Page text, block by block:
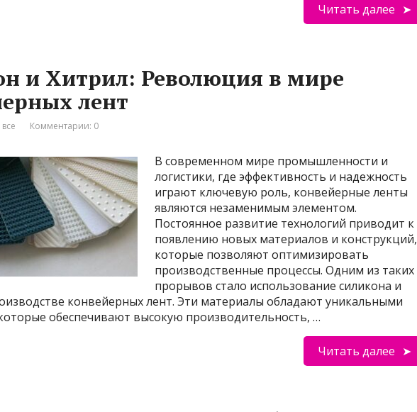
Читать далее
и Хитрил: Революция в мире
лент
Комментарии: 0
В современном мире промышленности и
логистики, где эффективность и надежность
играют ключевую роль, конвейерные ленты
являются незаменимым элементом.
Постоянное развитие технологий приводит к
появлению новых материалов и конструкций,
которые позволяют оптимизировать
производственные процессы. Одним из таких
прорывов стало использование силикона и
конвейерных лент. Эти материалы обладают уникальными
обеспечивают высокую производительность, …
Читать далее